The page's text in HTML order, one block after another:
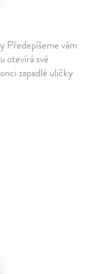
Předepíšeme vám
otevírá své
zapadlé uličky